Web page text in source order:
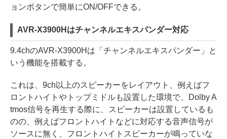
ョンボタンで簡単にON/OFFできる。
AVR-X3900Hはチャンネルエキスパンダー対応
9.4chのAVR-X3900Hは「チャンネルエキスパンダー」と
いう機能を搭載する。
これは、9ch以上のスピーカーをレイアウト、例えばフ
ロントハイトやトップミドルも設置した環境で、Dolby A
tmos信号を再生する際に、スピーカーは設置しているも
のの、例えばフロントハイトなどに対応する音声信号が
ソースに無く、フロントハイトスピーカーが鳴っていな